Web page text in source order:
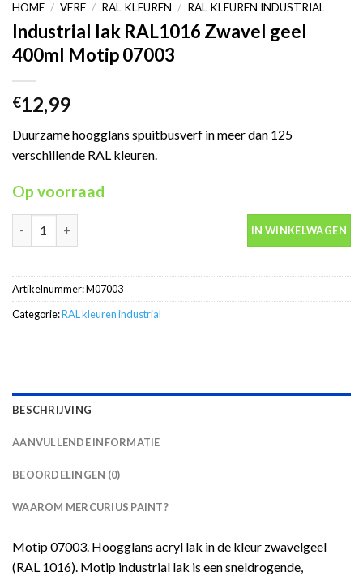
HOME / VERF / RAL KLEUREN / RAL KLEUREN INDUSTRIAL
Industrial lak RAL1016 Zwavel geel
400ml Motip 07003
€12,99
Duurzame hoogglans spuitbusverf in meer dan 125
verschillende RAL kleuren.
Op voorraad
IN WINKELWAGEN
Artikelnummer:M07003
Categorie:RAL kleuren industrial
BESCHRIJVING
AANVULLENDE INFORMATIE
BEOORDELINGEN (0)
WAAROM MERCURIUS PAINT?
Motip 07003. Hoogglans acryl lak in de kleur zwavelgeel
(RAL 1016). Motip industrial lak is een sneldrogende,